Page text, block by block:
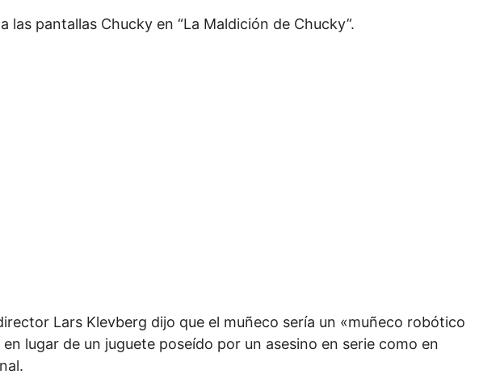
las pantallas Chucky en “La Maldición de Chucky”.
Lars Klevberg dijo que el muñeco sería un «muñeco robótico
lugar de un juguete poseído por un asesino en serie como en